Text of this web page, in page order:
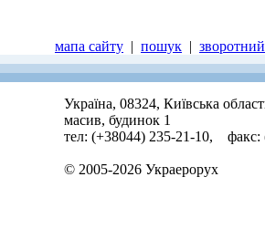
мапа сайту | пошук |
Україна, 08324, Київська
масив, будинок 1
тел: (+38044) 235-21-10, факс:
© 2005-2026 Украерорух